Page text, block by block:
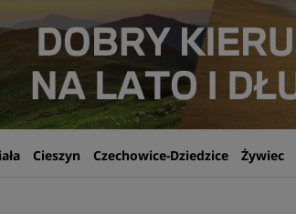
Cieszyn Czechowice-Dziedzice Żywiec